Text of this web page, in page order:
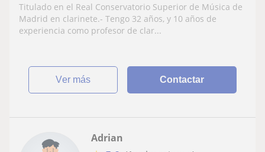
Titulado en el Real Conservatorio Superior de Música de
Madrid en clarinete.- Tengo 32 años, y 10 años de
experiencia como profesor de clar...
ver más Contactar
Adrian